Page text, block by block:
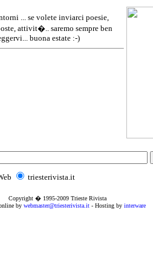
... se volete inviarci poesie,
attivit�.. saremo sempre ben
buona estate :-)
triesterivista.it
Copyright � 1995-2009 Trieste Rivista
by webmaster@triesterivista.it- Hosting by interware